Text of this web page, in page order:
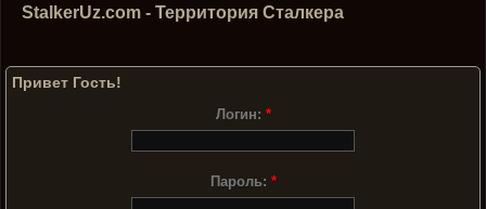
StalkerUz.com - Территория Сталкера
Привет Гость!
Логин: *
Пароль: *